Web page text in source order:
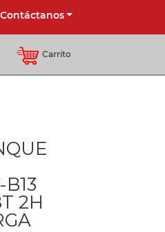
Contáctanos
Carrito
2H